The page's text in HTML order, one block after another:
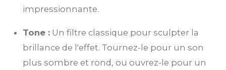
impressionnante.
Tone : Un filtre classique pour sculpter la
brillance de l'effet. Tournez-le pour un son
plus sombre et rond, ou ouvrez-le pour un